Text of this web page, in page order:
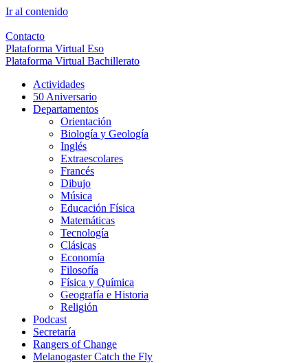
Ir al contenido
Contacto
Plataforma Virtual Eso
Plataforma Virtual Bachillerato
Actividades
50 Aniversario
Departamentos
Orientación
Biología y Geología
Inglés
Extraescolares
Francés
Dibujo
Música
Educación Física
Matemáticas
Tecnología
Clásicas
Economía
Filosofía
Física y Química
Geografía e Historia
Religión
Podcast
Secretaría
Rangers of Change
Melanogaster Catch the Fly